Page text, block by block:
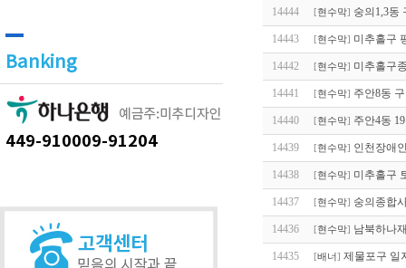
Banking
449-910009-91204
14444 [현수막] 숭의1,3동
14443 [현수막] 미추홀구
14442 [현수막] 미추홀구
14441 [현수막] 주안8동
14440 [현수막] 주안4동
14439 [현수막] 인천장애
14438 [현수막] 미추홀구
14437 [현수막] 숭의종합
14436 [현수막] 남북하나
14435 [배너] 제물포구 일